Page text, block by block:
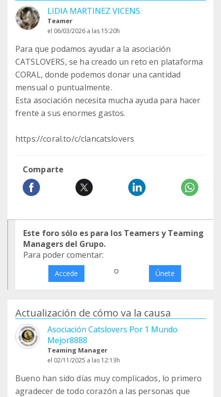
LIDIA MARTINEZ VICENS
Teamer
el 06/03/2026 a las 15:20h
Para que podamos ayudar a la asociación
CATSLOVERS, se ha creado un reto en plataforma
CORAL, donde podemos donar una cantidad
mensual o puntualmente.
Esta asociación necesita mucha ayuda para hacer
frente a sus enormes gastos.
https://coral.to/c/clancatslovers
Comparte
Este foro sólo es para los Teamers y Teaming
Managers del Grupo.
Para poder comentar:
Accede o Únete
Actualización de cómo va la causa
Asociación Catslovers Por 1 Mundo
Mejor8888
Teaming Manager
el 02/11/2025 a las 12:13h
Bueno han sido días muy complicados, lo primero
agradecer de todo corazón a las personas que